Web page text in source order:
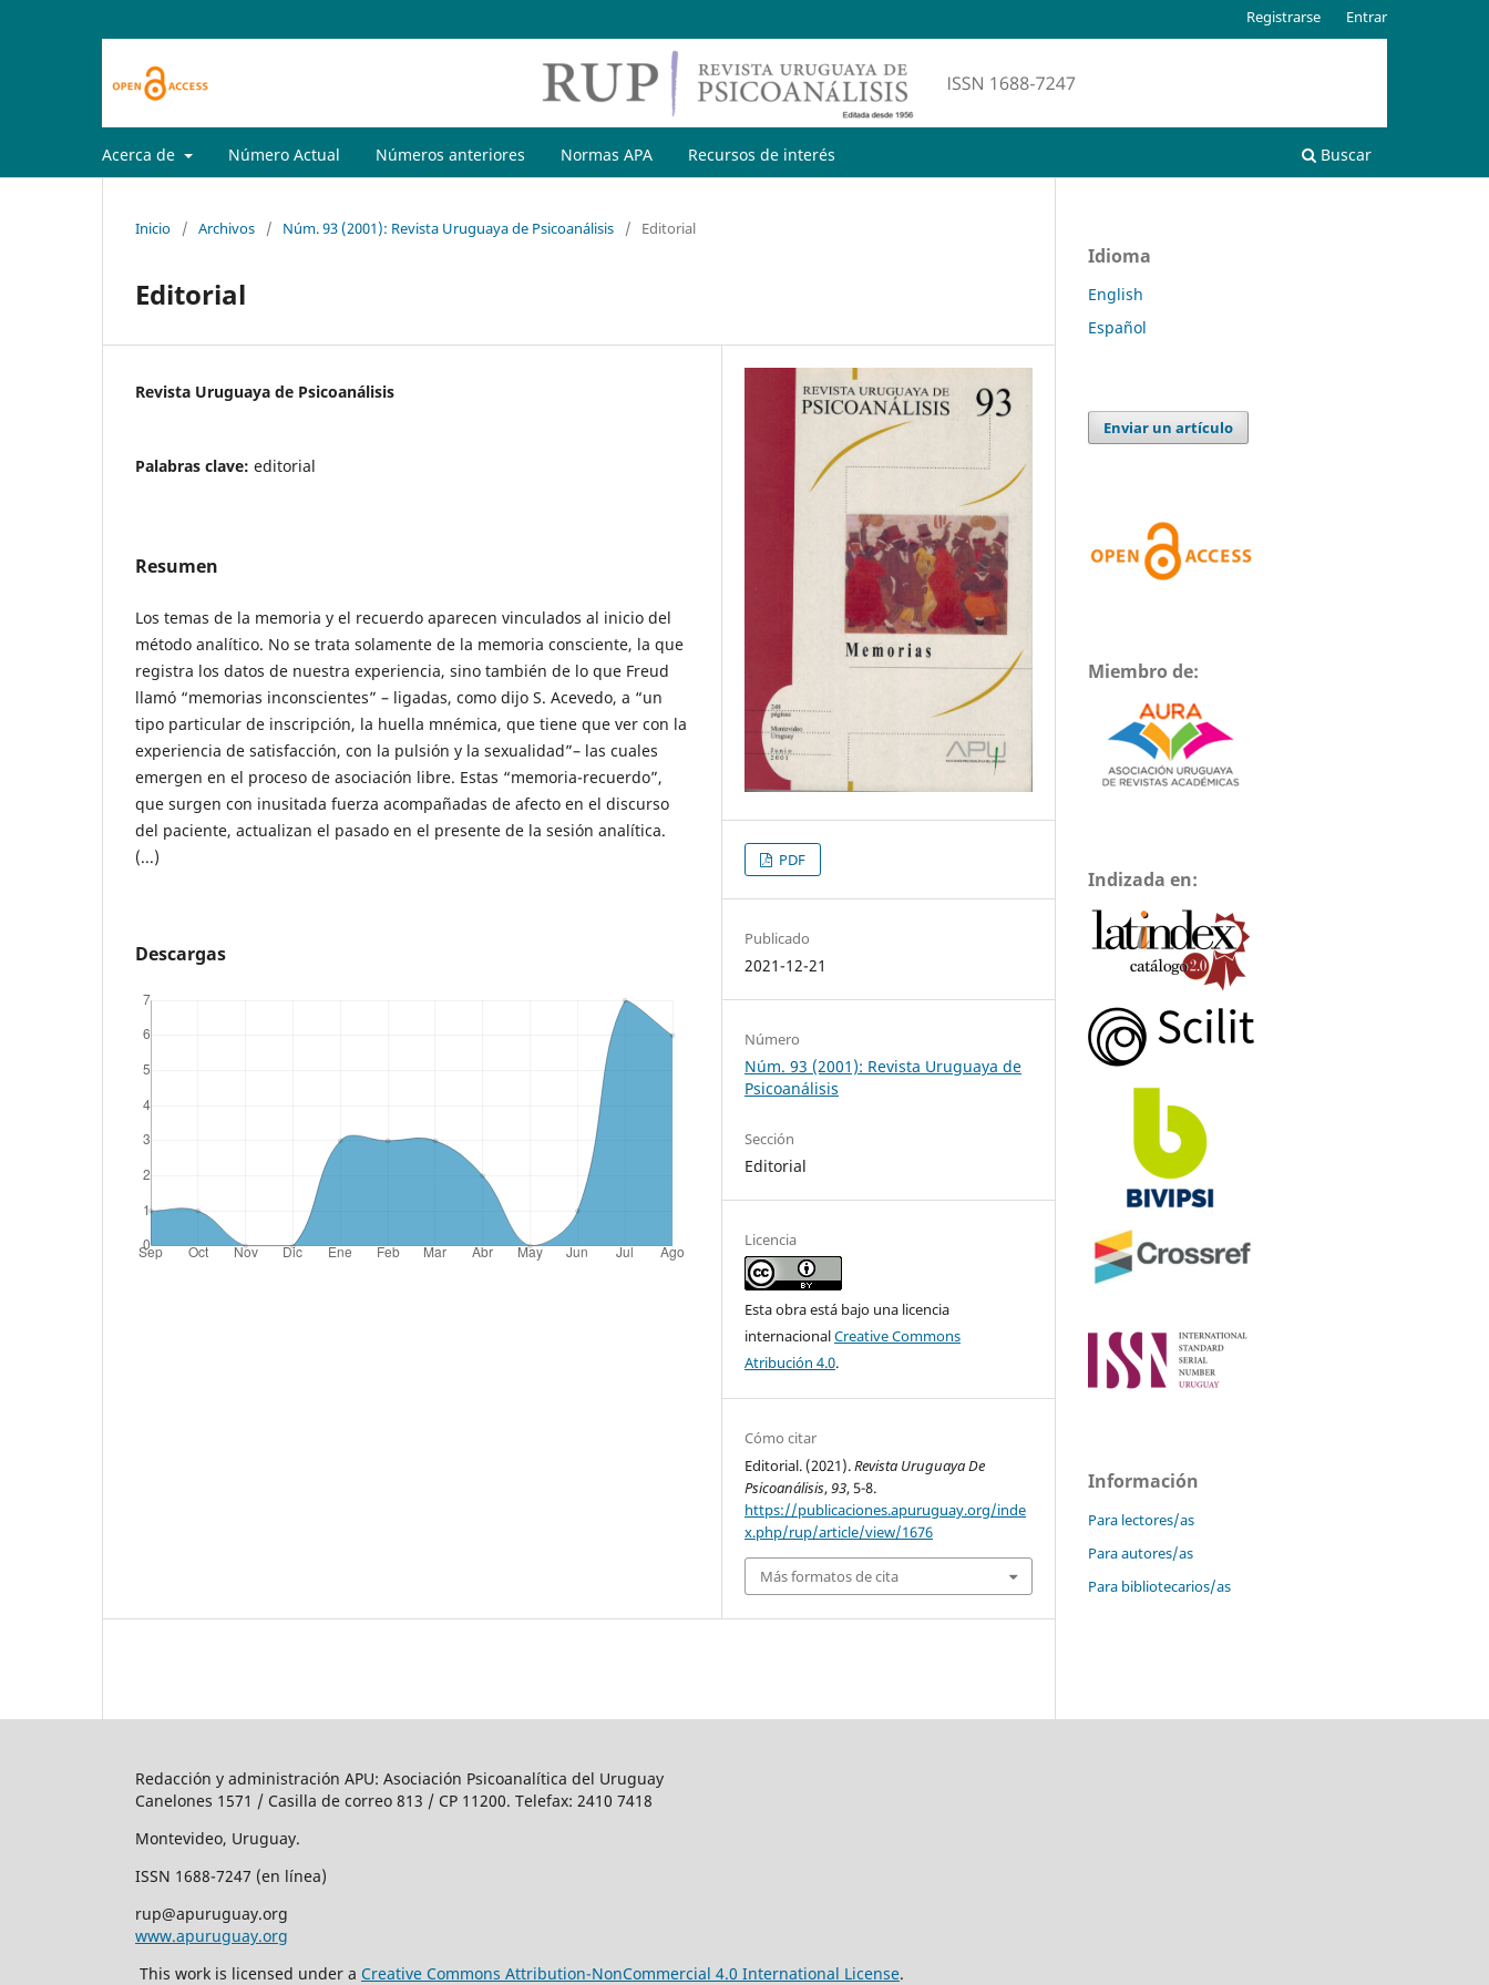
Acerca de Número Actual Números anteriores Normas APA Recursos de interés Buscar
Registrarse Entrar
Inicio / Archivos / Núm. 93 (2001): Revista Uruguaya de Psicoanálisis / Editorial
Editorial
Revista Uruguaya de Psicoanálisis
Palabras clave: editorial
Resumen
Los temas de la memoria y el recuerdo aparecen vinculados al inicio del
método analítico. No se trata solamente de la memoria consciente, la que
registra los datos de nuestra experiencia, sino también de lo que Freud
llamó “memorias inconscientes” – ligadas, como dijo S. Acevedo, a “un
tipo particular de inscripción, la huella mnémica, que tiene que ver con la
experiencia de satisfacción, con la pulsión y la sexualidad”– las cuales
emergen en el proceso de asociación libre. Estas “memoria-recuerdo”,
que surgen con inusitada fuerza acompañadas de afecto en el discurso
del paciente, actualizan el pasado en el presente de la sesión analítica.
(...)
Descargas
PDF
Publicado
2021-12-21
Número
Núm. 93 (2001): Revista Uruguaya de
Psicoanálisis
Sección
Editorial
Licencia
Esta obra está bajo una licencia
internacionalCreative Commons
Atribución 4.0.
Cómo citar
Editorial. (2021).Revista Uruguaya De
Psicoanálisis,93, 5-8.
https://publicaciones.apuruguay.org/inde
x.php/rup/article/view/1676
Más formatos de cita
Idioma
English
Español
Enviar un artículo
Miembro de:
Indizada en:
Información
Para lectores/as
Para autores/as
Para bibliotecarios/as
Redacción y administración APU: Asociación Psicoanalítica del Uruguay
Canelones 1571 / Casilla de correo 813 / CP 11200. Telefax: 2410 7418
Montevideo, Uruguay.
ISSN 1688-7247 (en línea)
rup@apuruguay.org
www.apuruguay.org
This work is licensed under a Creative Commons Attribution-NonCommercial 4.0 International License.